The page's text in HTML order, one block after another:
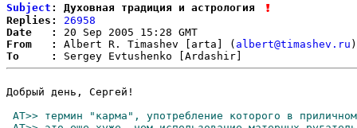
Subject : Духовная традиция и астрология
Replies:
26958
Date   :
From   :
Albert R. Timashev [arta] ( albert@timashev.ru
To     :
Добрый день, Сергей!